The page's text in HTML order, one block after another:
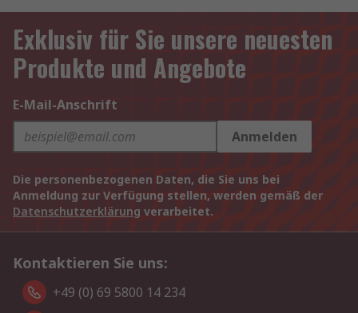
Exklusiv für Sie unsere neuesten
Produkte und Angebote
E-Mail-Anschrift
Anmelden
Die personenbezogenen Daten, die Sie uns bei
Anmeldung zur Verfügung stellen, werden gemäß der
Datenschutzerklärung verarbeitet.
Kontaktieren Sie uns:
+49 (0) 69 5800 14 234